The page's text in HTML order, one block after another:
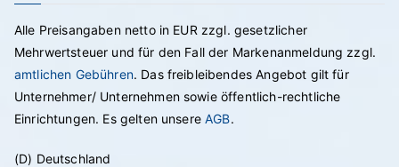
Alle Preisangaben netto in EUR zzgl. gesetzlicher
Mehrwertsteuer und für den Fall der Markenanmeldung zzgl.
amtlichen Gebühren. Das freibleibendes Angebot gilt für
Unternehmer/ Unternehmen sowie öffentlich-rechtliche
Einrichtungen. Es gelten unsereAGB.
(D) Deutschland